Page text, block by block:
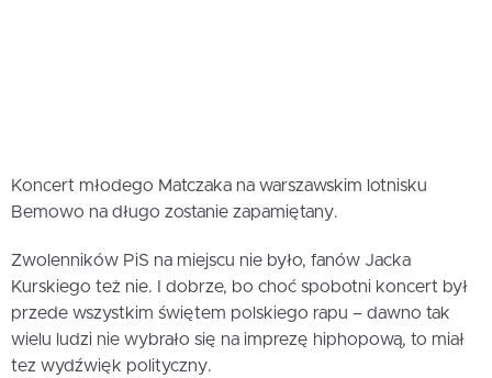
Koncert młodego Matczaka na warszawskim lotnisku
Bemowo na długo zostanie zapamiętany.
Zwolenników PiS na miejscu nie było, fanów Jacka
Kurskiego też nie. I dobrze, bo choć spobotni koncert był
przede wszystkim świętem polskiego rapu – dawno tak
wielu ludzi nie wybrało się na imprezę hiphopową, to miał
tez wydźwięk polityczny.